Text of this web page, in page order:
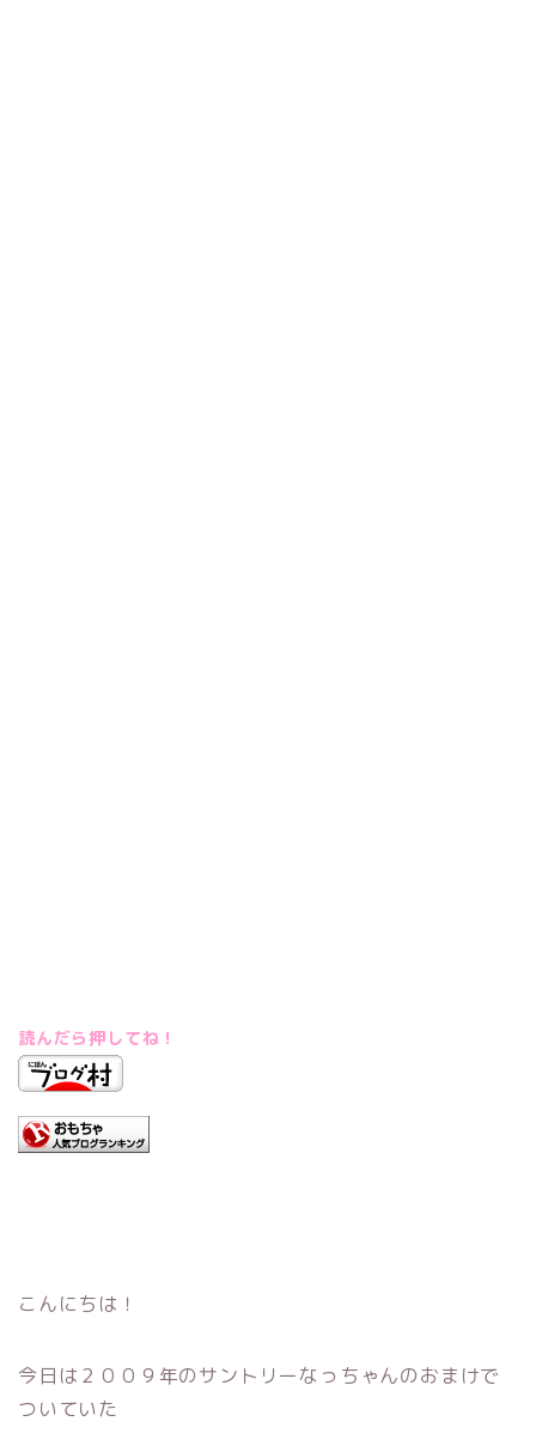
読んだら押してね！
こんにちは！
今日は２００９年のサントリーなっちゃんのおまけで
ついていた